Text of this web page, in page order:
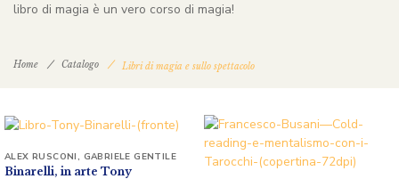
libro di magia è un vero corso di magia!
Home Catalogo Libri di magia e sullo spettacolo
Binarelli, in arte Tony
ALEX RUSCONI, GABRIELE GENTILE